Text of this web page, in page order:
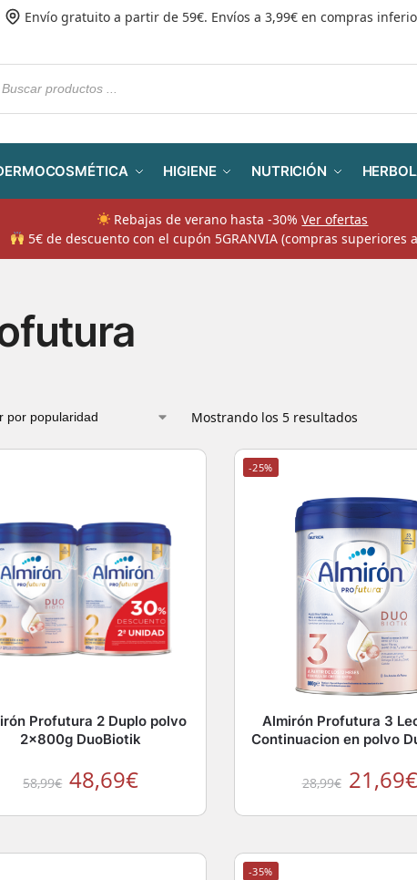
Envío gratuito a partir de 59€. Envíos a 3,99€ en compras
HIGIENE NUTRICIÓN
Rebajas de verano hasta -30%Ver ofertas
5€ de descuento con el cupón 5GRANVIA (compras superiores
Mostrando los 5 resultados
Profutura 2 Duplo polvo
2x800g DuoBiotik
58,99€ 48,69€
-25%
Almirón Profutura 3
Continuacion en polvo
28,99€ 21,69€
-35%